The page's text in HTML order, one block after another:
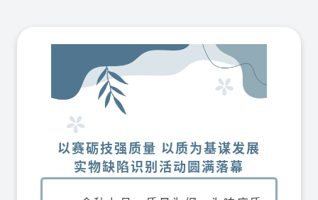
以赛砺技强质量 以质为基谋发展
实物缺陷识别活动圆满落幕